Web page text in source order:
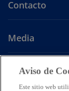
Contacto
Media
Carrera
Aviso de
Este sitio web